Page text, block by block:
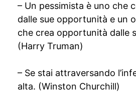
– Un pessimista è uno che
dalle sue opportunità e un
che crea opportunità dalle
(Harry Truman)
– Se stai attraversando
alta. (Winston Churchill)